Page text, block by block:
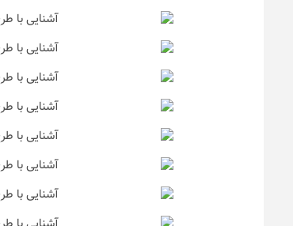
باید به هنگام
خانه عروس بدانیم
نکات و
6 سال قبل